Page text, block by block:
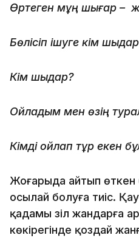
Өртеген мұң шығар –
Бөлісіп ішуге кім
Кім шыдар?
Ойладым мен өзің
Кімді ойлап тұр екен
Жоғарыда айтып өткен
осылай болуға тиіс.
қадамы зіл жандарға
көкірегінде қоздай